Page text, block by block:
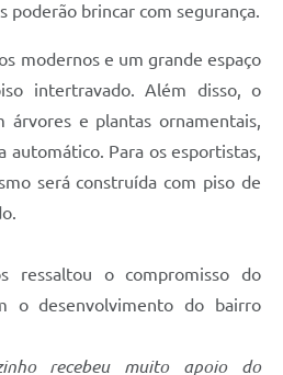
poderão brincar com segurança.
modernos e um grande espaço
intertravado. Além disso, o
árvores e plantas ornamentais,
automático. Para os esportistas,
será construída com piso de
ressaltou o compromisso do
o desenvolvimento do bairro
recebeu muito apoio do